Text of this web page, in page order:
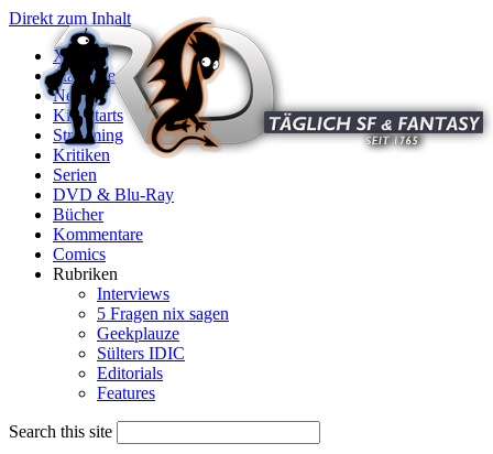
Direkt zum Inhalt
X
Startseite
News
Kinostarts
Streaming
Kritiken
Serien
DVD & Blu-Ray
Bücher
Kommentare
Comics
Rubriken
Interviews
5 Fragen nix sagen
Geekplauze
Sülters IDIC
Editorials
Features
Search this site